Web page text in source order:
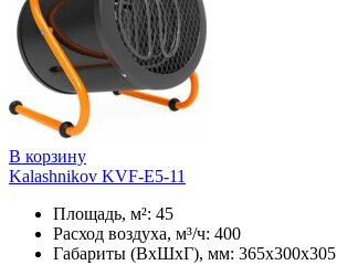
В корзину
Kalashnikov KVF-E5-11
Площадь, м²: 45
Расход воздуха, м³/ч: 400
Габариты (ВхШхГ), мм: 365x300x305